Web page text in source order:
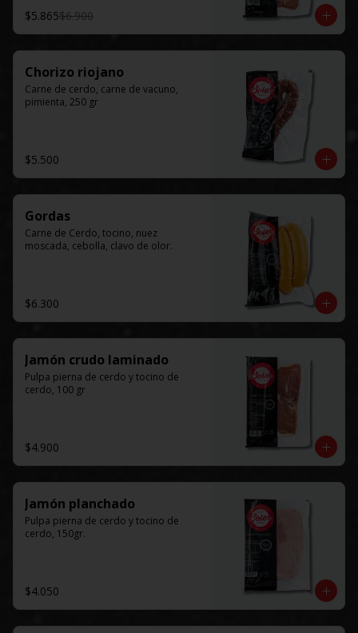
$5.865$6.900
Chorizo riojano
Carne de cerdo, carne de vacuno,
pimienta, 250 gr
$5.500
Gordas
Carne de Cerdo, tocino, nuez
moscada, cebolla, clavo de olor.
$6.300
Jamón crudo laminado
Pulpa pierna de cerdo y tocino de
cerdo, 100 gr
$4.900
Jamón planchado
Pulpa pierna de cerdo y tocino de
cerdo, 150gr.
$4.050